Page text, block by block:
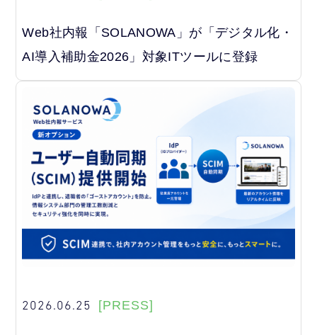
Web社内報「SOLANOWA」が「デジタル化・
AI導入補助金2026」対象ITツールに登録
2026.06.25 [PRESS]